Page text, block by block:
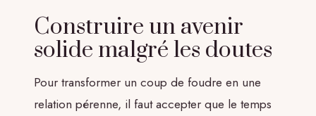
Construire un avenir
solide malgré les doutes
Pour transformer un coup de foudre en une
relation pérenne, il faut accepter que le temps